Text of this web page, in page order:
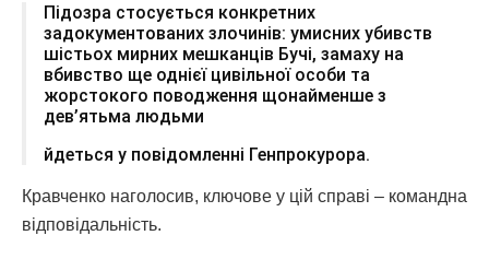
Підозра стосується конкретних
задокументованих злочинів: умисних убивств
шістьох мирних мешканців Бучі, замаху на
вбивство ще однієї цивільної особи та
жорстокого поводження щонайменше з
дев’ятьма людьми
йдеться у повідомленні Генпрокурора.
Кравченко наголосив, ключове у цій справі – командна
відповідальність.